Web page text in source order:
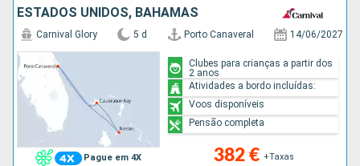
ESTADOS UNIDOS, BAHAMAS
Pague em 4X
Carnival Glory 5 d Porto Canaveral 14/06/2027
382 € +Taxas
Clubes para crianças a partir dos
2 anos
Atividades a bordo incluídas:
Voos disponíveis
Pensão completa